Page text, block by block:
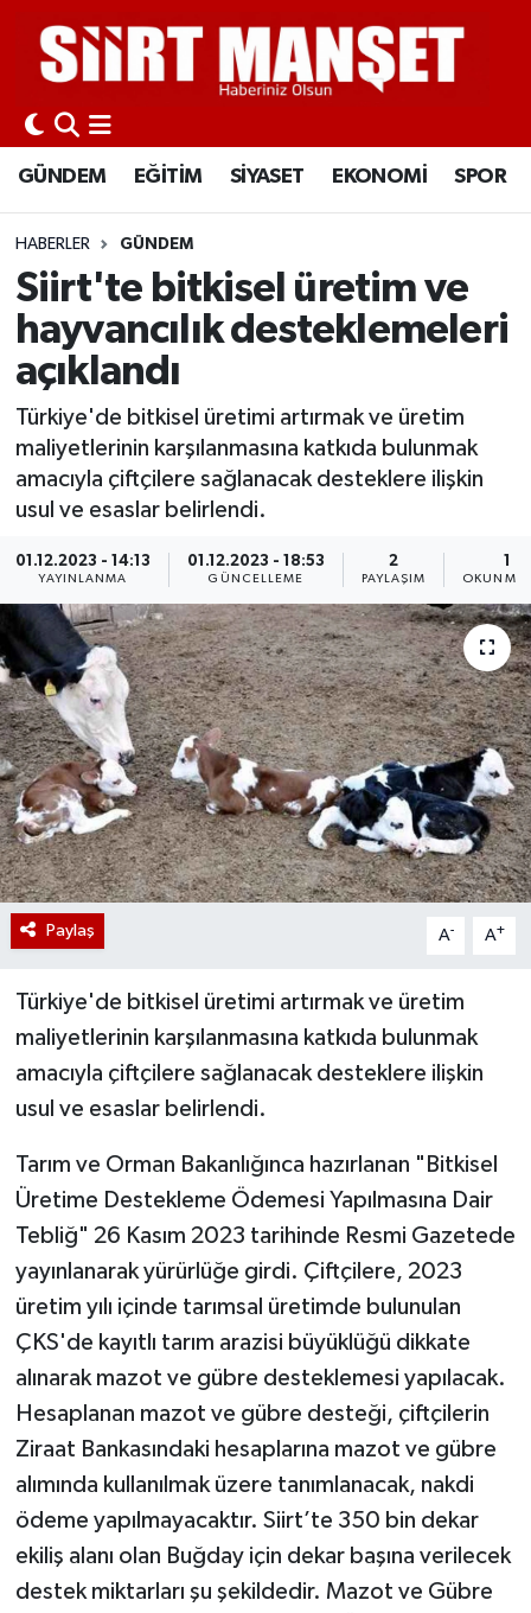
GÜNDEM EĞİTİM SİYASET EKONOMİ SPOR
HABERLER GÜNDEM
Siirt'te bitkisel üretim ve
hayvancılık desteklemeleri
açıklandı
Türkiye'de bitkisel üretimi artırmak ve üretim
maliyetlerinin karşılanmasına katkıda bulunmak
amacıyla çiftçilere sağlanacak desteklere ilişkin
usul ve esaslar belirlendi.
01.12.2023 - 14:13
YAYINLANMA
01.12.2023 - 18:53
GÜNCELLEME
2
PAYLAŞIM
1
OKUNMA
Paylaş A- A+
Türkiye'de bitkisel üretimi artırmak ve üretim
maliyetlerinin karşılanmasına katkıda bulunmak
amacıyla çiftçilere sağlanacak desteklere ilişkin
usul ve esaslar belirlendi.
Tarım ve Orman Bakanlığınca hazırlanan "Bitkisel
Üretime Destekleme Ödemesi Yapılmasına Dair
Tebliğ" 26 Kasım 2023 tarihinde Resmi Gazetede
yayınlanarak yürürlüğe girdi. Çiftçilere, 2023
üretim yılı içinde tarımsal üretimde bulunulan
ÇKS'de kayıtlı tarım arazisi büyüklüğü dikkate
alınarak mazot ve gübre desteklemesi yapılacak.
Hesaplanan mazot ve gübre desteği, çiftçilerin
Ziraat Bankasındaki hesaplarına mazot ve gübre
alımında kullanılmak üzere tanımlanacak, nakdi
ödeme yapılmayacaktır. Siirt’te 350 bin dekar
ekiliş alanı olan Buğday için dekar başına verilecek
destek miktarları şu şekildedir. Mazot ve Gübre
GÜNDEM
EĞİTİM
SİYASET
EKONOMİ
SPOR
KÜLTÜR-SANAT
SAĞLIK-YAŞAM
Siirt Nöbetçi Eczaneler
Siirt Hava Durumu
Siirt Namaz Vakitleri
Siirt Trafik Yoğunluk Haritası
Süper Lig Puan Durumu ve Fikstür
Son Dakika Haberleri
Haber Arşivi